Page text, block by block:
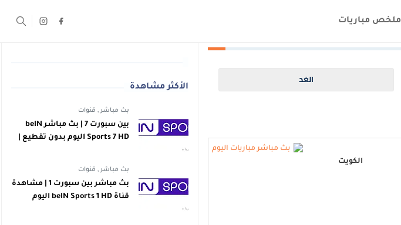
ملخص مباريات
الغد
الكويت
الأكثر مشاهدة
بث مباشر, قنوات
بين سبورت 7 | بث مباشر beIN
Sports 7 HD اليوم بدون تقطيع |
بث مباشر, قنوات
بث مباشر بين سبورت 1 | مشاهدة
قناة beIN Sports 1 HD اليوم